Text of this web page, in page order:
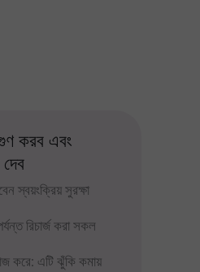
করব এবং
স্বয়ংক্রিয় সুরক্ষা
রিচার্জ করা সকল
করে: এটি ঝুঁকি কমায়